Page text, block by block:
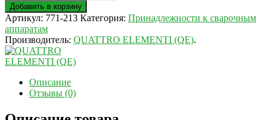
Добавить в корзину
Артикул: 771-213 Категория: Принадлежности к сварочным
аппаратам
Производитель: QUATTRO ELEMENTI (QE).
Описание
Отзывы (0)